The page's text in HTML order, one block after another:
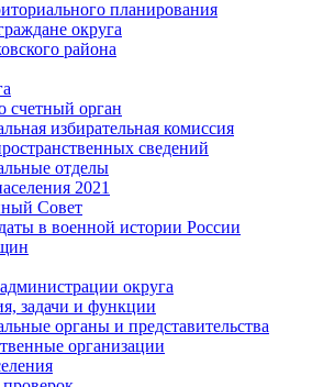
планирования
округа
района
счетный орган
избирательная комиссия
сведений
отделы
2021
Совет
в военной истории России
округа
задачи и функции
органы и представительства
организации